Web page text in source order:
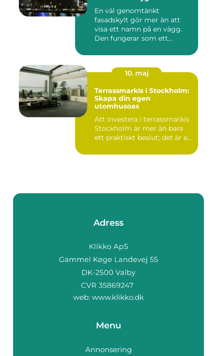
En väl genomtänkt
fasadskylt gör mer än att
visa ett namn på en vägg.
Den fungerar som ett
10. maj
Terrassmarkis i Stockholm:
Skapa din egen
utomhusoas
Att investera i terrassmarkis
Stockholm är mer än bara
ett praktiskt beslut; det är e...
Adress
web: www.klikko.dk
Menu
Annonsering